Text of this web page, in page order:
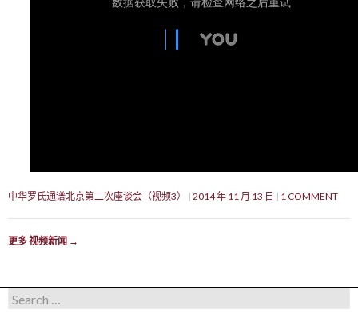
中华罗氏通谱北京第二次座谈会（视频3） 2014 年 11 月 13 日 1 COMMENT
更多 视频新闻 →
Search for: